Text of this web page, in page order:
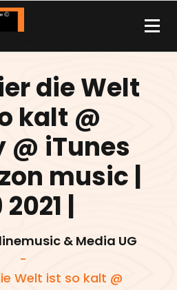
die Welt
kalt @
iTunes
music |
|
& Media UG
-
Welt ist so kalt @